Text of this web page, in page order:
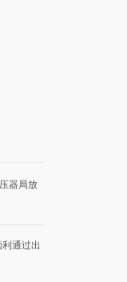
器局放
通过出